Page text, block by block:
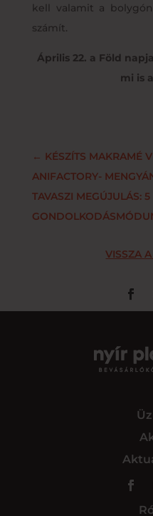
kell valamit a
számít.
Április 22. a Föld
mi is
← KÉSZÍTS MAKRAMÉ
ANIFACTORY-
TAVASZI MEGÚJULÁS:
VISSZA